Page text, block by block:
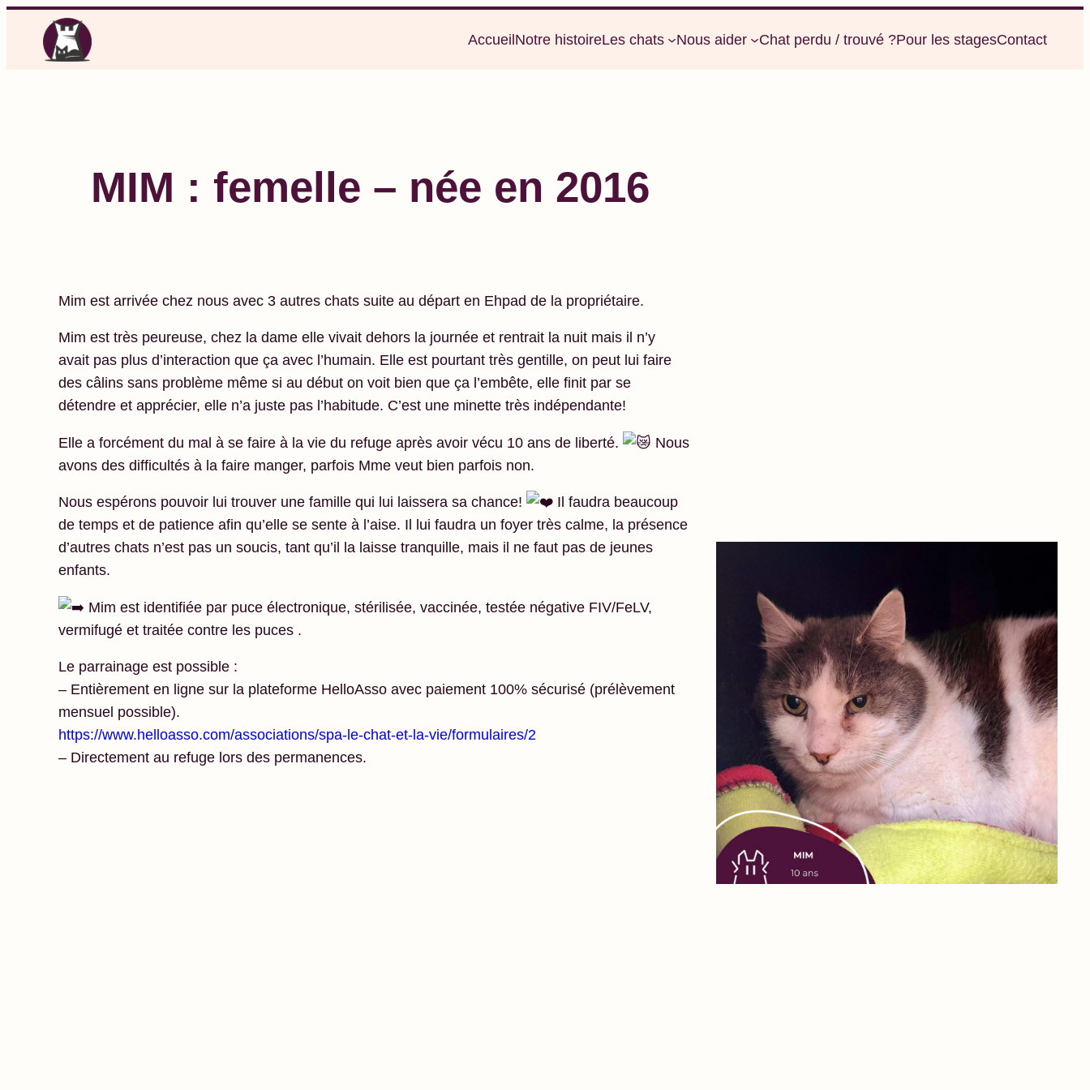
contenu
AccueilNotre histoireLes chats Nous aider Chat perdu / trouvé ?Pour les stagesContact
MIM : femelle – née en 2016
Mim est arrivée chez nous avec 3 autres chats suite au départ en Ehpad de la propriétaire.
Mim est très peureuse, chez la dame elle vivait dehors la journée et rentrait la nuit mais il n’y
avait pas plus d’interaction que ça avec l’humain. Elle est pourtant très gentille, on peut lui faire
des câlins sans problème même si au début on voit bien que ça l’embête, elle finit par se
détendre et apprécier, elle n’a juste pas l’habitude. C’est une minette très indépendante!
Elle a forcément du mal à se faire à la vie du refuge après avoir vécu 10 ans de liberté.
Nous
avons des difficultés à la faire manger, parfois Mme veut bien parfois non.
Nous espérons pouvoir lui trouver une famille qui lui laissera sa chance!
Il faudra beaucoup
de temps et de patience afin qu’elle se sente à l’aise. Il lui faudra un foyer très calme, la présence
d’autres chats n’est pas un soucis, tant qu’il la laisse tranquille, mais il ne faut pas de jeunes
enfants.
Mim est identifiée par puce électronique, stérilisée, vaccinée, testée négative FIV/FeLV,
vermifugé et traitée contre les puces .
Le parrainage est possible :
– Entièrement en ligne sur la plateforme HelloAsso avec paiement 100% sécurisé (prélèvement
mensuel possible).
https://www.helloasso.com/associations/spa-le-chat-et-la-vie/formulaires/2
– Directement au refuge lors des permanences.